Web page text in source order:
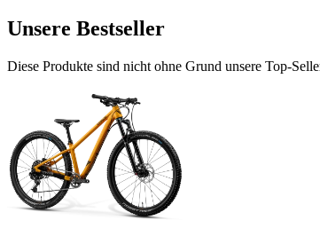
Unsere Bestseller
Diese Produkte sind nicht ohne Grund unsere Top-